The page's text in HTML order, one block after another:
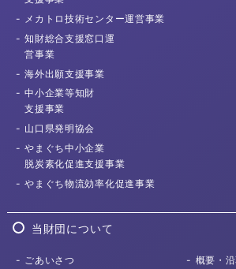
メカトロ技術センター運営事業
知財総合支援窓口運
営事業
海外出願支援事業
中小企業等知財
支援事業
山口県発明協会
やまぐち中小企業
脱炭素化促進支援事業
やまぐち物流効率化促進事業
当財団について
ごあいさつ
概要・